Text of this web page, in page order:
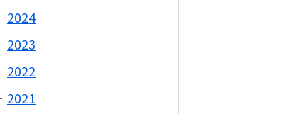
2024
2023
2022
2021